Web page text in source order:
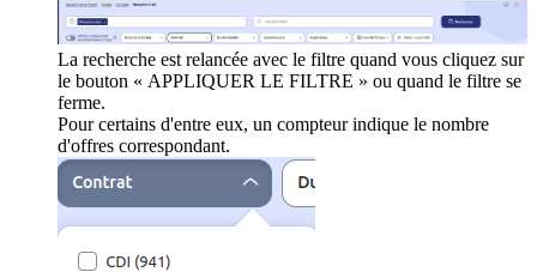
La recherche est relancée avec le filtre quand vous cliquez sur
le bouton « APPLIQUER LE FILTRE » ou quand le filtre se
ferme.
Pour certains d'entre eux, un compteur indique le nombre
d'offres correspondant.